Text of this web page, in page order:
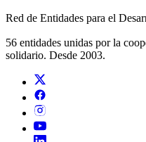
Red de Entidades para el
56 entidades unidas por la
solidario. Desde 2003.